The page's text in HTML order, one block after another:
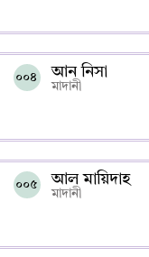
০০৪ আন নিসা
মাদানী
০০৫ আল মায়িদাহ
মাদানী